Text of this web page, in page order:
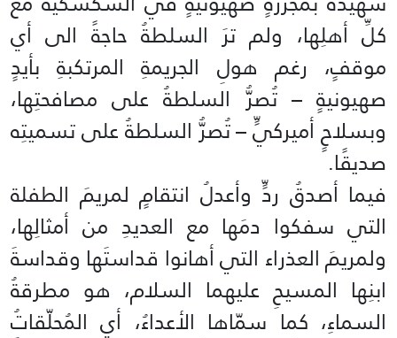
كلِّ أهلِها، ولم ترَ السلطةُ حاجةً الى أي
موقفٍ، رغم هولِ الجريمةِ المرتكبةِ بأيدٍ
صهيونيةٍ – تُصرُّ السلطةُ على مصافحتِها،
وبسلاحٍ أميركيٍّ – تُصرُّ السلطةُ على تسميتِه
صديقًا.
فيما أصدقُ ردٍّ وأعدلُ انتقامٍ لمريمَ الطفلة
التي سفكوا دمَها مع العديدِ من أمثالِها،
ولمريمَ العذراء التي أهانوا قداستَها وقداسةَ
ابنِها المسيحِ عليهما السلام، هو مطرقةُ
السماءِ، كما سمّاها الأعداءُ، أي المُحلّقاتُ